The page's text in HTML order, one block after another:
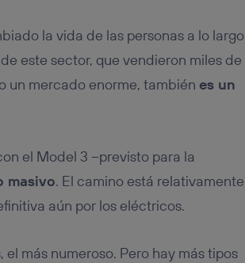
la vida de las personas a lo largo
este sector, que vendieron miles de
un mercado enorme, también es un
el Model 3 –previsto para la
masivo. El camino está relativamente
aún por los eléctricos.
más numeroso. Pero hay más tipos